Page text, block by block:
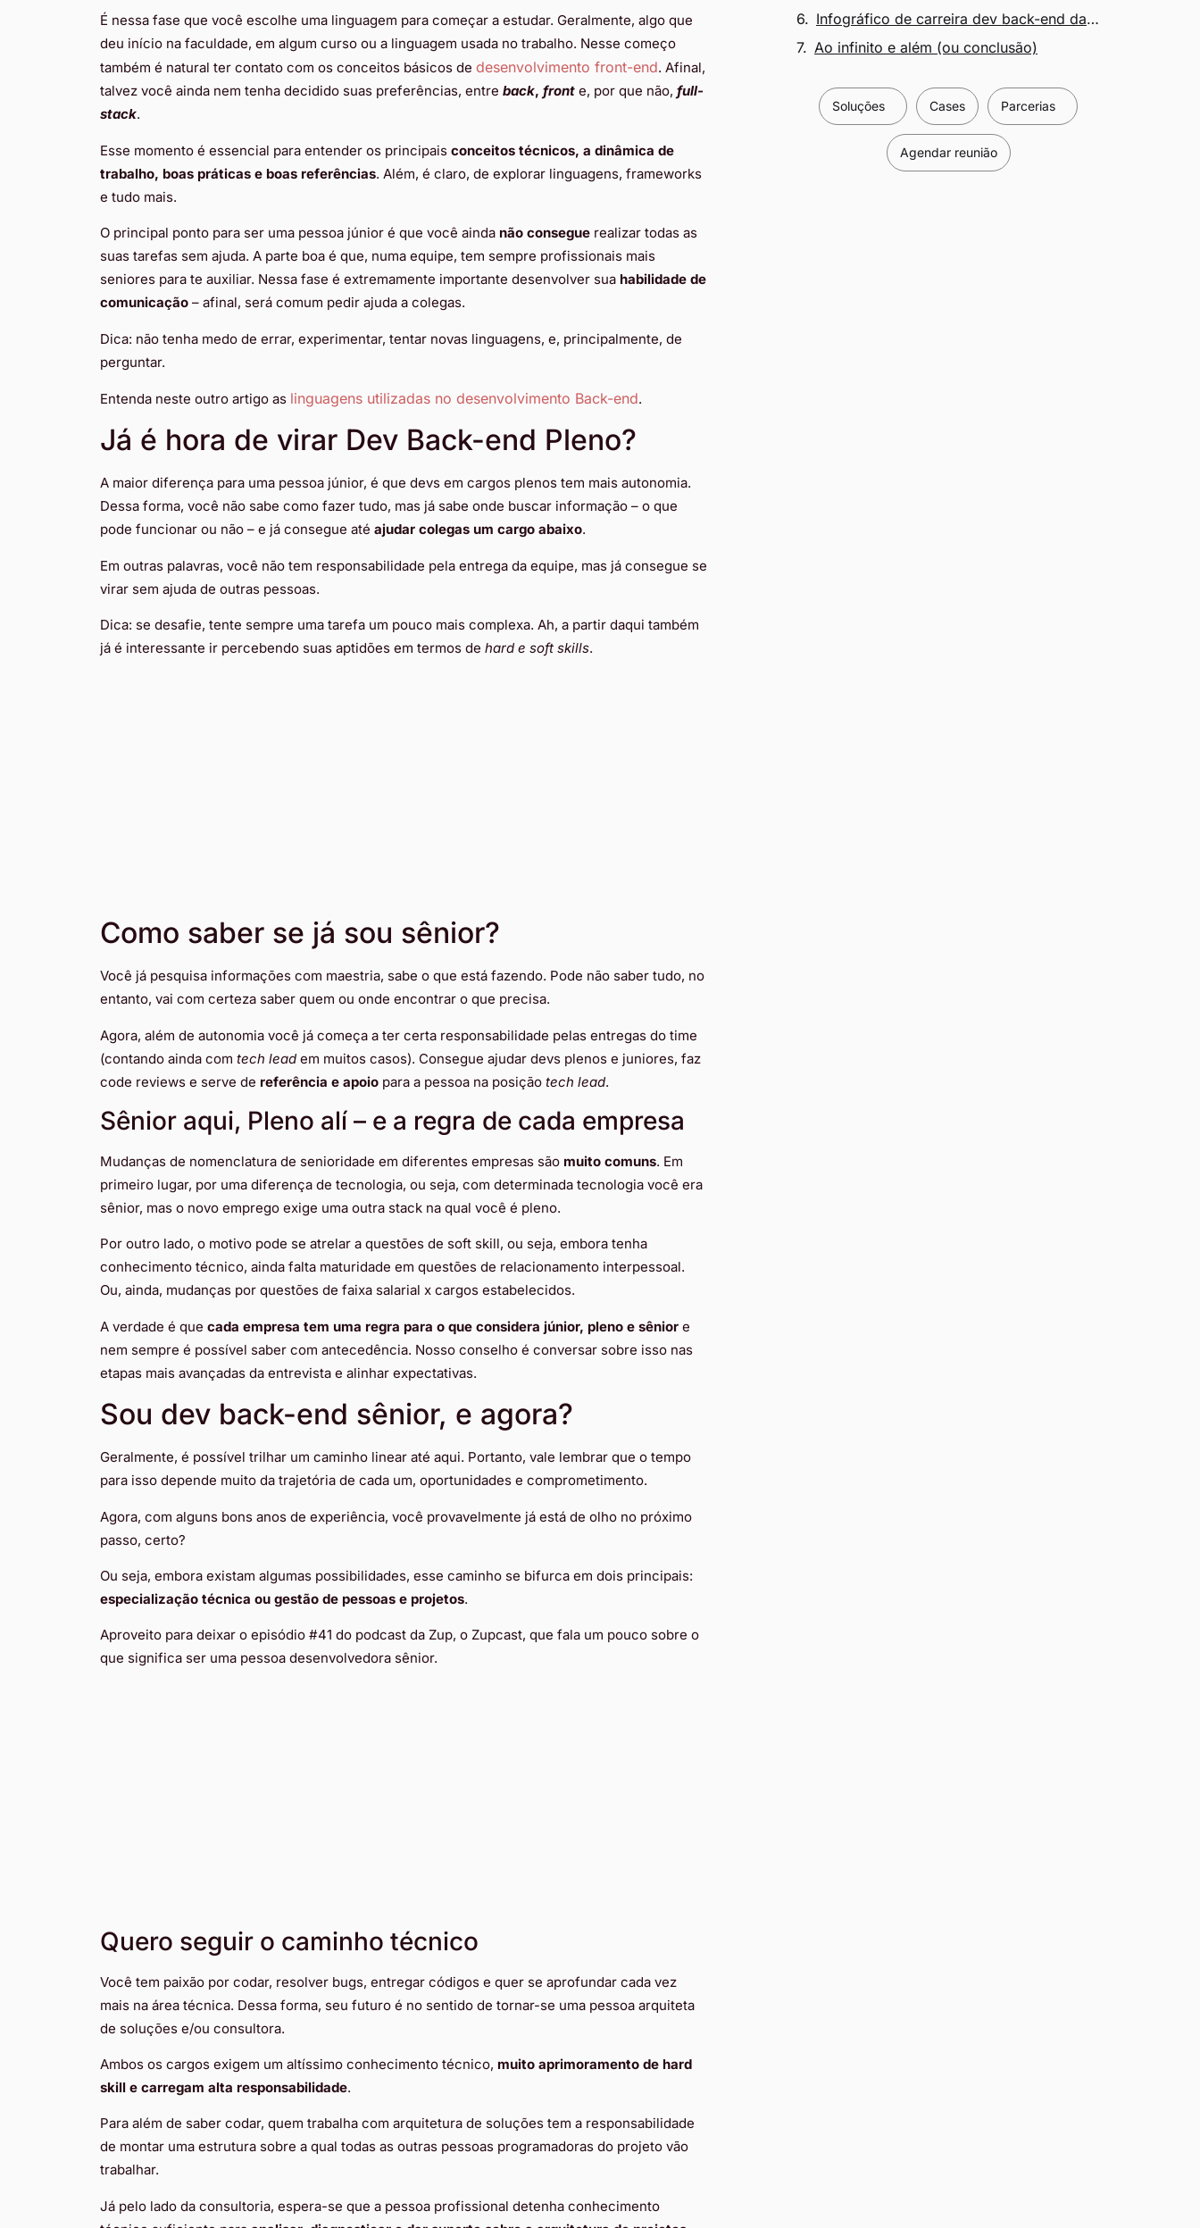
É nessa fase que você escolhe uma linguagem para começar a estudar. Geralmente, algo que
deu início na faculdade, em algum curso ou a linguagem usada no trabalho. Nesse começo
também é natural ter contato com os conceitos básicos de desenvolvimento front-end. Afinal,
talvez você ainda nem tenha decidido suas preferências, entre back, front e, por que não, full-
stack.
Esse momento é essencial para entender os principais conceitos técnicos, a dinâmica de
trabalho, boas práticas e boas referências. Além, é claro, de explorar linguagens, frameworks
e tudo mais.
O principal ponto para ser uma pessoa júnior é que você ainda não consegue realizar todas as
suas tarefas sem ajuda. A parte boa é que, numa equipe, tem sempre profissionais mais
seniores para te auxiliar. Nessa fase é extremamente importante desenvolver sua habilidade de
comunicação – afinal, será comum pedir ajuda a colegas.
Dica: não tenha medo de errar, experimentar, tentar novas linguagens, e, principalmente, de
perguntar.
Entenda neste outro artigo as linguagens utilizadas no desenvolvimento Back-end.
Já é hora de virar Dev Back-end Pleno?
A maior diferença para uma pessoa júnior, é que devs em cargos plenos tem mais autonomia.
Dessa forma, você não sabe como fazer tudo, mas já sabe onde buscar informação – o que
pode funcionar ou não – e já consegue até ajudar colegas um cargo abaixo.
Em outras palavras, você não tem responsabilidade pela entrega da equipe, mas já consegue se
virar sem ajuda de outras pessoas.
Dica: se desafie, tente sempre uma tarefa um pouco mais complexa. Ah, a partir daqui também
já é interessante ir percebendo suas aptidões em termos de hard e soft skills.
Como saber se já sou sênior?
Você já pesquisa informações com maestria, sabe o que está fazendo. Pode não saber tudo, no
entanto, vai com certeza saber quem ou onde encontrar o que precisa.
Agora, além de autonomia você já começa a ter certa responsabilidade pelas entregas do time
(contando ainda com tech lead em muitos casos). Consegue ajudar devs plenos e juniores, faz
code reviews e serve de referência e apoio para a pessoa na posição tech lead.
Sênior aqui, Pleno alí – e a regra de cada empresa
Mudanças de nomenclatura de senioridade em diferentes empresas são muito comuns. Em
primeiro lugar, por uma diferença de tecnologia, ou seja, com determinada tecnologia você era
sênior, mas o novo emprego exige uma outra stack na qual você é pleno.
Por outro lado, o motivo pode se atrelar a questões de soft skill, ou seja, embora tenha
conhecimento técnico, ainda falta maturidade em questões de relacionamento interpessoal.
Ou, ainda, mudanças por questões de faixa salarial x cargos estabelecidos.
A verdade é que cada empresa tem uma regra para o que considera júnior, pleno e sênior e
nem sempre é possível saber com antecedência. Nosso conselho é conversar sobre isso nas
etapas mais avançadas da entrevista e alinhar expectativas.
Sou dev back-end sênior, e agora?
Geralmente, é possível trilhar um caminho linear até aqui. Portanto, vale lembrar que o tempo
para isso depende muito da trajetória de cada um, oportunidades e comprometimento.
Agora, com alguns bons anos de experiência, você provavelmente já está de olho no próximo
passo, certo?
Ou seja, embora existam algumas possibilidades, esse caminho se bifurca em dois principais:
especialização técnica ou gestão de pessoas e projetos.
Aproveito para deixar o episódio #41 do podcast da Zup, o Zupcast, que fala um pouco sobre o
que significa ser uma pessoa desenvolvedora sênior.
Quero seguir o caminho técnico
Você tem paixão por codar, resolver bugs, entregar códigos e quer se aprofundar cada vez
mais na área técnica. Dessa forma, seu futuro é no sentido de tornar-se uma pessoa arquiteta
de soluções e/ou consultora.
Ambos os cargos exigem um altíssimo conhecimento técnico, muito aprimoramento de hard
skill e carregam alta responsabilidade.
Para além de saber codar, quem trabalha com arquitetura de soluções tem a responsabilidade
de montar uma estrutura sobre a qual todas as outras pessoas programadoras do projeto vão
trabalhar.
Já pelo lado da consultoria, espera-se que a pessoa profissional detenha conhecimento
Infográfico de carreira dev back-end da Zup
Ao infinito e além (ou conclusão)
Soluções Cases Parcerias
Agendar reunião